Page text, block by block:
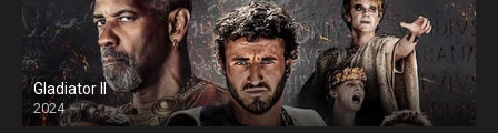
Gladiator II
2024